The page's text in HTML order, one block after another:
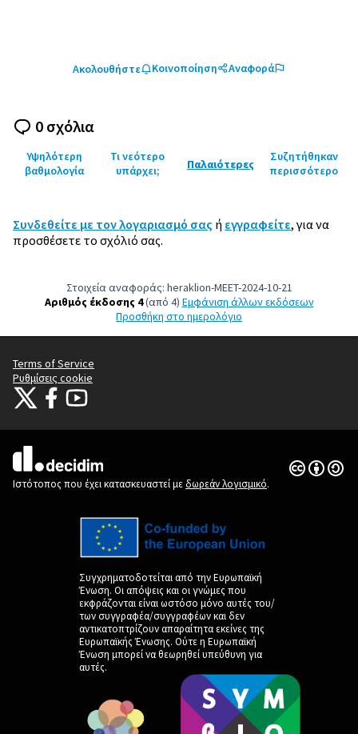
Ακολουθήστε Κοινοποίηση Αναφορά
0 σχόλια
Υψηλότερη
βαθμολογία
Τι νεότερο
υπάρχει;
Παλαιότερες
Συζητήθηκαν
περισσότερο
Συνδεθείτε με τον λογαριασμό σας ή εγγραφείτε, για να
προσθέσετε το σχόλιό σας.
Στοιχεία αναφοράς: heraklion-MEET-2024-10-21
Αριθμός έκδοσης 4(από 4) εμφάνιση άλλων εκδόσεων
Προσθήκη στο ημερολόγιο
Terms of Service
Ρυθμίσεις cookie
Citizens Participation Portal at X
Ο οργανισμός Citizens Participation Portal στο Facebook
Ο οργανισμός Citizens Participation Portal στο YouTube
(Εξωτερική σύνδεση)
Ιστότοπος που έχει κατασκευαστεί με δωρεάν λογισμικό.
Άδεια
(Εξωτερική
Συγχρηματοδοτείται από την Ευρωπαϊκή
Ένωση. Οι απόψεις και οι γνώμες που
εκφράζονται είναι ωστόσο μόνο αυτές του/
των συγγραφέα/συγγραφέων και δεν
αντικατοπτρίζουν απαραίτητα εκείνες της
Ευρωπαϊκής Ένωσης. Ούτε η Ευρωπαϊκή
Ένωση μπορεί να θεωρηθεί υπεύθυνη για
αυτές.